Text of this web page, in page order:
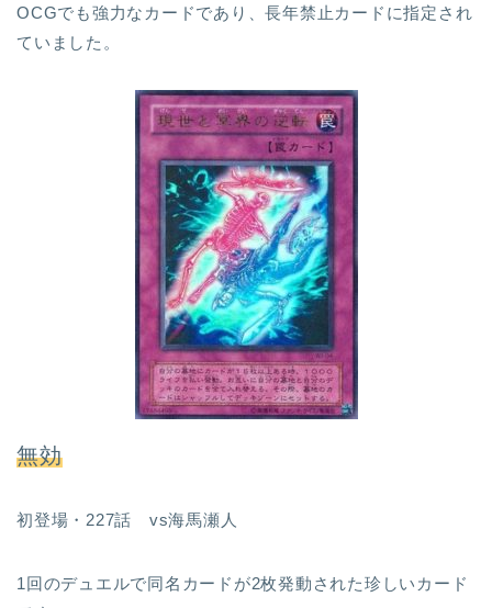
OCGでも強力なカードであり、長年禁止カードに指定され
ていました。
無効
初登場・227話 vs海馬瀬人
1回のデュエルで同名カードが2枚発動された珍しいカード